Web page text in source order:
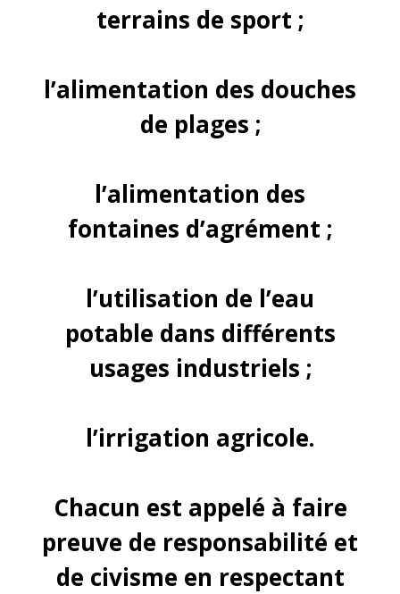
terrains de sport ;
l’alimentation des douches
de plages ;
l’alimentation des
fontaines d’agrément ;
l’utilisation de l’eau
potable dans différents
usages industriels ;
l’irrigation agricole.
Chacun est appelé à faire
preuve de responsabilité et
de civisme en respectant